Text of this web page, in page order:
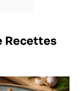
Recettes